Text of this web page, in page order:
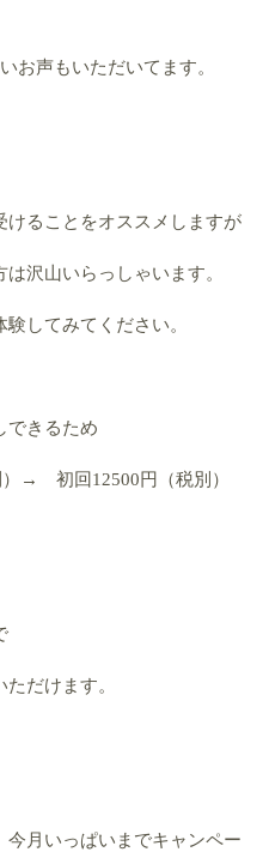
お声もいただいてます。
けることをオススメしますが
沢山いらっしゃいます。
してみてください。
できるため
→ 初回12500円（税別）
だけます。
月いっぱいまでキャンペー